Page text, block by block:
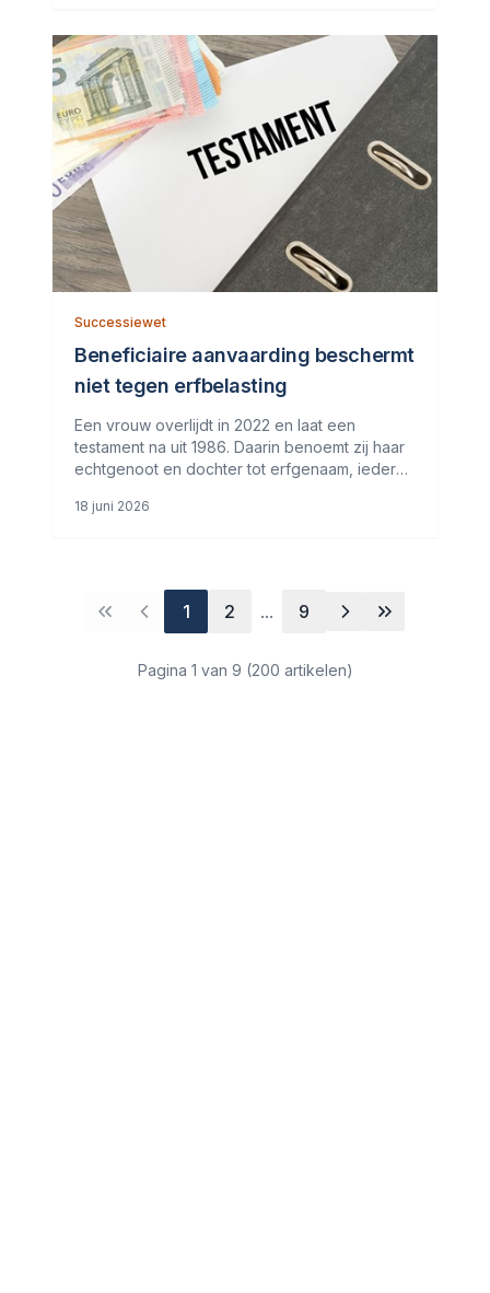
Successiewet
Beneficiaire aanvaarding beschermt
niet tegen erfbelasting
Een vrouw overlijdt in 2022 en laat een
testament na uit 1986. Daarin benoemt zij haar
echtgenoot en dochter tot erfgenaam, ieder
tegen inbreng van de waarde en het
18 juni 2026
1 2 ... 9
Pagina 1 van 9 (200 artikelen)